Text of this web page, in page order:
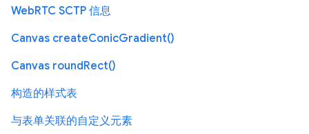
WebRTC SCTP 信息
Canvas createConicGradient()
Canvas roundRect()
构造的样式表
与表单关联的自定义元素